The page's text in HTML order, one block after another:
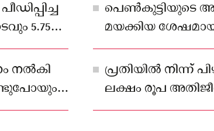
5.75
പെൺകുട്ടിയുടെ
മയക്കിയ
നൽകി
പ്രതിയിൽ നിന്ന്
ലക്ഷം രൂപ
ഉത്തരവിട്ടു.